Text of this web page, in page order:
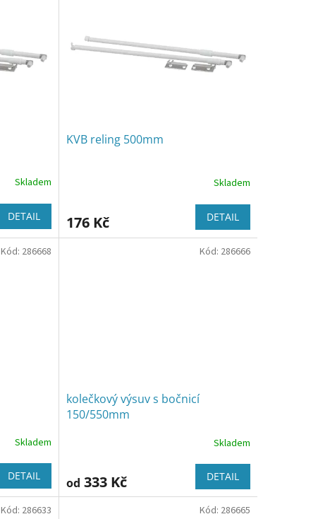
Skladem
DETAIL
KVB reling 500mm
Skladem
176 Kč DETAIL
Skladem
DETAIL
Kód: 286668
kolečkový výsuv s bočnicí
150/550mm
Skladem
od 333 Kč DETAIL
Kód: 286666
Kód: 286633 Kód: 286665